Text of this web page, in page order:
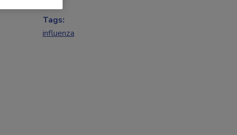
Tags:
influenza